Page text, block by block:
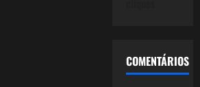
COMENTÁRIOS